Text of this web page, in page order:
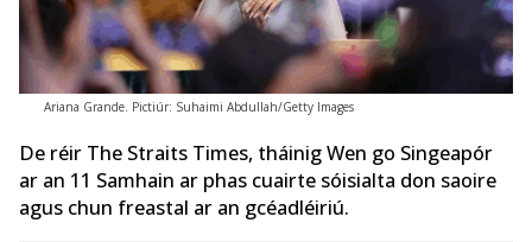
Ariana Grande. Pictiúr: Suhaimi Abdullah/Getty Images
De réir The Straits Times, tháinig Wen go Singeapór
ar an 11 Samhain ar phas cuairte sóisialta don saoire
agus chun freastal ar an gcéadléiriú.